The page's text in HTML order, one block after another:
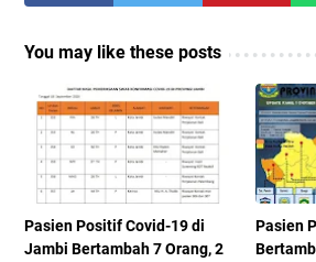
You may like these posts
Pasien Positif Covid-19 di
Jambi Bertambah 7 Orang, 2
Pasien